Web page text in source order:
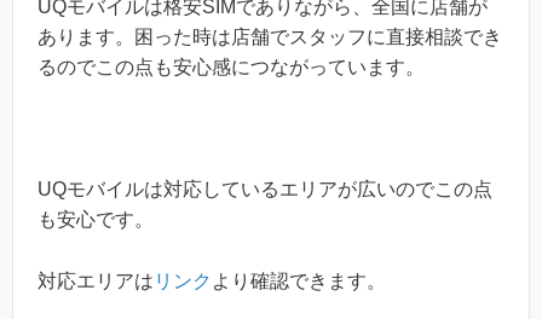
UQモバイルは格安SIMでありながら、全国に店舗が
あります。困った時は店舗でスタッフに直接相談でき
るのでこの点も安心感につながっています。
UQモバイルは対応しているエリアが広いのでこの点
も安心です。
対応エリアは リンク より確認できます。